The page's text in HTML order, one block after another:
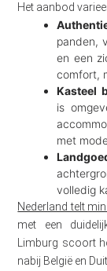
Het aanbod
panden,
en een
comfort,
Kasteel
is
met
volledig
Nederland telt
met een
Limburg scoort
nabij België en